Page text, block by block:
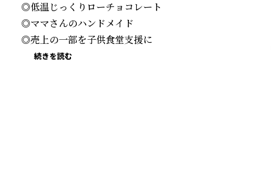
◎低温じっくりローチョコレート
◎ママさんのハンドメイド
◎売上の一部を子供食堂支援に
続きを読む